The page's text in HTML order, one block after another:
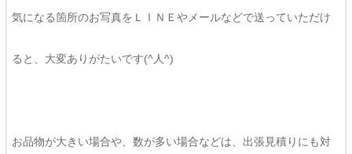
気になる箇所のお写真をＬＩＮＥやメールなどで送っていただけ
ると、大変ありがたいです(^人^)
お品物が大きい場合や、数が多い場合などは、出張見積りにも対